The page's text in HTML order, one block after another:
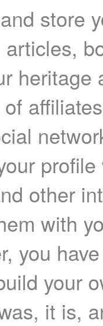
store
articles,
heritage
other
with
you
your
it is,